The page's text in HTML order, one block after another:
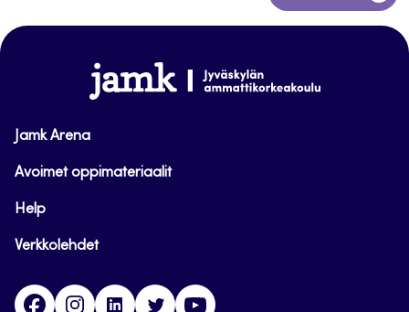
takaisin
www.jamk.fi
Jamk Arena
Avoimet oppimateriaalit
Help
Verkkolehdet
FacebookInstagramLinkedinTwitter